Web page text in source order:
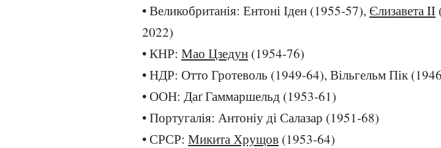
• Великобританія: Ентоні Іден (1955-57), Єлизавета II
2022)
• КНР: Мао Цзедун (1954-76)
• НДР: Отто Гротеволь (1949-64), Вільгельм Пік
• ООН: Даґ Гаммаршельд (1953-61)
• Португалія: Антоніу ді Салазар (1951-68)
• СРСР: Микита Хрущов (1953-64)